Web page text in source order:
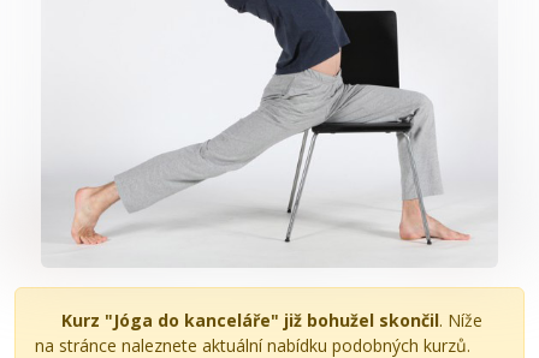
Kurz "Jóga do kanceláře" již bohužel skončil. Níže
na stránce naleznete aktuální nabídku podobných kurzů.